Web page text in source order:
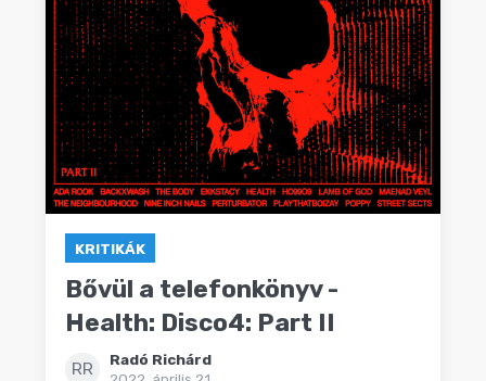
KRITIKÁK
Bővül a telefonkönyv -
Health: Disco4: Part II
RR
Radó Richárd